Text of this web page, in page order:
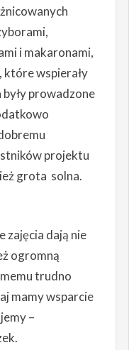
i makaronami,
które wspierały
prowadzone
projektu
grota solna.
zajęcia dają nie
ogromną
trudno
mamy wsparcie
–